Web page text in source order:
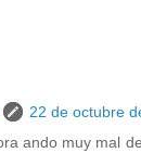
22 de octubre
ando muy mal